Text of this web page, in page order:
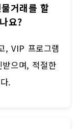
거래를 할
요?
, VIP 프로그램
으며, 적절한
.